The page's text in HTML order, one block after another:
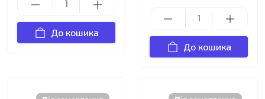
До кошика
До кошика